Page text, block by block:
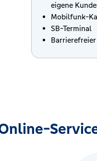
eigene
Mobilfunk-
SB-Terminal